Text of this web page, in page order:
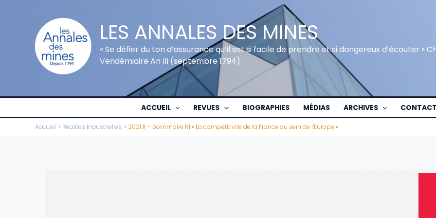
LES ANNALES DES MINES
« Se défier du ton d’assurance qu’il est si facile de prendre et si dangereux d’écouter »
Vendémiaire An III (septembre 1794)
ACCUEIL REVUES BIOGRAPHIES MÉDIAS ARCHIVES CONTACT
Accueil Réalités Industrielles 2021 11 – Sommaire RI « La compétitivité de la France au sein de l’Europe »